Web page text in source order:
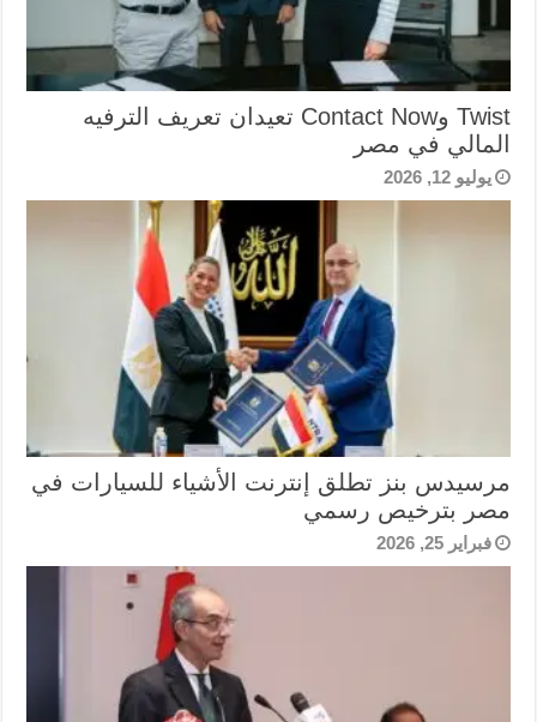
Twist وContact Now تعيدان تعريف الترفيه
المالي في مصر
يوليو 12, 2026
مرسيدس بنز تطلق إنترنت الأشياء للسيارات في
مصر بترخيص رسمي
فبراير 25, 2026